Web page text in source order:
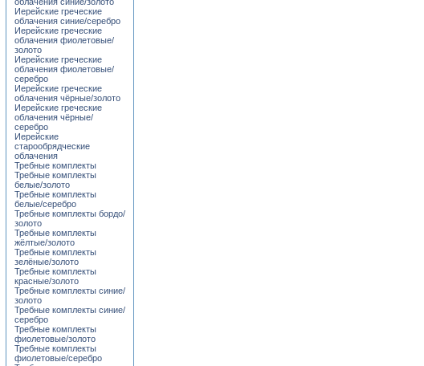
Иерейские греческие
облачения синие/серебро
Иерейские греческие
облачения фиолетовые/
золото
Иерейские греческие
облачения фиолетовые/
серебро
Иерейские греческие
облачения чёрные/золото
Иерейские греческие
облачения чёрные/
серебро
Иерейские
старообрядческие
облачения
Требные комплекты
Требные комплекты
белые/золото
Требные комплекты
белые/серебро
Требные комплекты бордо/
золото
Требные комплекты
жёлтые/золото
Требные комплекты
зелёные/золото
Требные комплекты
красные/золото
Требные комплекты синие/
золото
Требные комплекты синие/
серебро
Требные комплекты
фиолетовые/золото
Требные комплекты
фиолетовые/серебро